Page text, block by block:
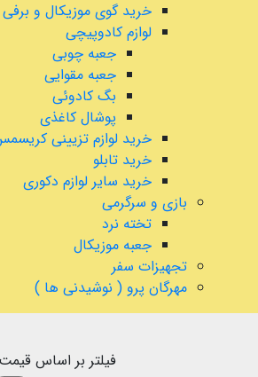
خرید گوی موزیکال و برفی
لوازم کادوپیچی
جعبه چوبی
جعبه مقوایی
بگ کادوئی
پوشال کاغذی
خرید لوازم تزیینی
خرید تابلو
خرید سایر لوازم دکوری
بازی و سرگرمی
تخته نرد
جعبه موزیکال
تجهیزات سفر
مهرگان پرو ( نوشیدنی ها )
فیلتر بر اساس